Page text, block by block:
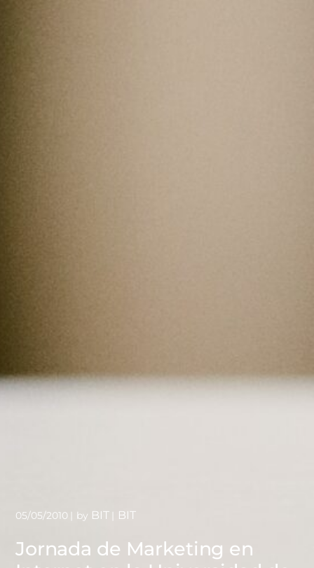
Jornada de Marketing en
05/05/2010 by BIT BIT